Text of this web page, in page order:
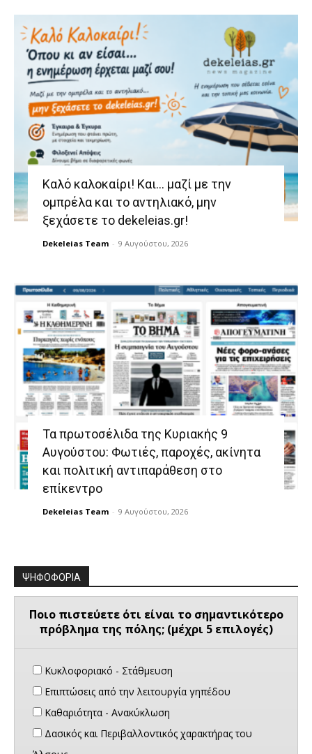
Καλό καλοκαίρι! Και… μαζί με την
ομπρέλα και το αντηλιακό, μην
ξεχάσετε το dekeleias.gr!
Dekeleias Team - 9 Αυγούστου, 2026
Τα πρωτοσέλιδα της Κυριακής 9
Αυγούστου: Φωτιές, παροχές, ακίνητα
και πολιτική αντιπαράθεση στο
επίκεντρο
Dekeleias Team - 9 Αυγούστου, 2026
ΨΗΦΟΦΟΡΙΑ
Ποιο πιστεύετε ότι είναι το σημαντικότερο
πρόβλημα της πόλης; (μέχρι 5 επιλογές)
Κυκλοφοριακό - Στάθμευση
Επιπτώσεις από την λειτουργία γηπέδου
Καθαριότητα - Ανακύκλωση
Δασικός και Περιβαλλοντικός χαρακτήρας του